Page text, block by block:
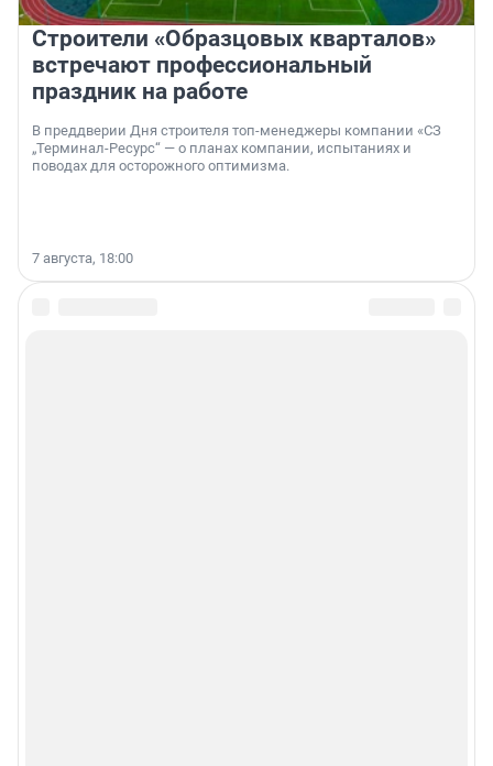
Строители «Образцовых кварталов»
встречают профессиональный
праздник на работе
В преддверии Дня строителя топ-менеджеры компании «СЗ
„Терминал-Ресурс“ — о планах компании, испытаниях и
поводах для осторожного оптимизма.
7 августа, 18:00